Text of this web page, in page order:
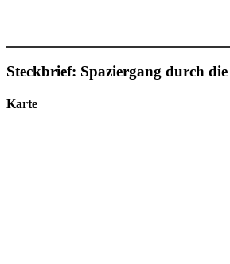
Steckbrief: Spaziergang durch
Karte